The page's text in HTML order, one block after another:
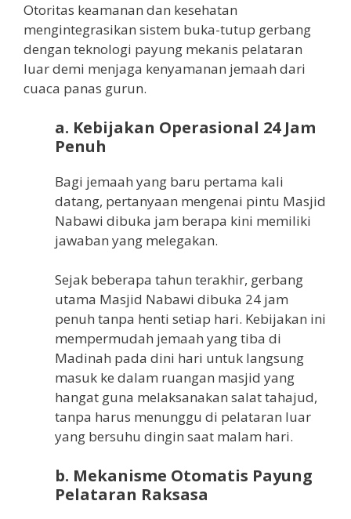
Otoritas keamanan dan kesehatan
mengintegrasikan sistem buka-tutup gerbang
dengan teknologi payung mekanis pelataran
luar demi menjaga kenyamanan jemaah dari
cuaca panas gurun.
a. Kebijakan Operasional 24 Jam
Penuh
Bagi jemaah yang baru pertama kali
datang, pertanyaan mengenai pintu Masjid
Nabawi dibuka jam berapa kini memiliki
jawaban yang melegakan.
Sejak beberapa tahun terakhir, gerbang
utama Masjid Nabawi dibuka 24 jam
penuh tanpa henti setiap hari. Kebijakan ini
mempermudah jemaah yang tiba di
Madinah pada dini hari untuk langsung
masuk ke dalam ruangan masjid yang
hangat guna melaksanakan salat tahajud,
tanpa harus menunggu di pelataran luar
yang bersuhu dingin saat malam hari.
b. Mekanisme Otomatis Payung
Pelataran Raksasa